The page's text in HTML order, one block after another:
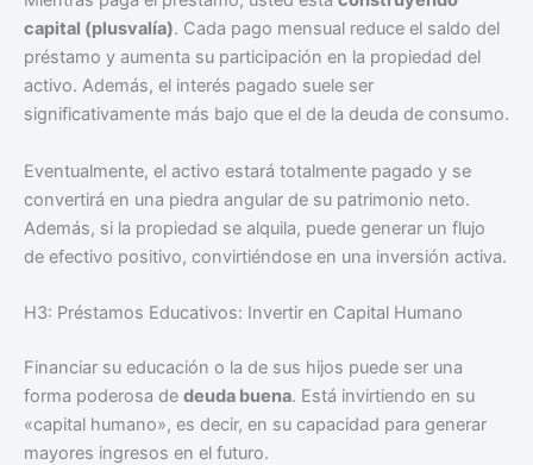
capital (plusvalía). Cada pago mensual reduce el saldo del
préstamo y aumenta su participación en la propiedad del
activo. Además, el interés pagado suele ser
significativamente más bajo que el de la deuda de consumo.
Eventualmente, el activo estará totalmente pagado y se
convertirá en una piedra angular de su patrimonio neto.
Además, si la propiedad se alquila, puede generar un flujo
de efectivo positivo, convirtiéndose en una inversión activa.
H3: Préstamos Educativos: Invertir en Capital Humano
Financiar su educación o la de sus hijos puede ser una
forma poderosa de deuda buena. Está invirtiendo en su
«capital humano», es decir, en su capacidad para generar
mayores ingresos en el futuro.